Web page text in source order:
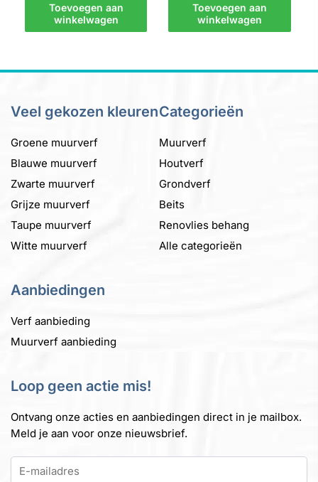
Toevoegen aan
winkelwagen
was:
€11,95.
is:
€9,95.
Toevoegen aan
winkelwagen
Veel gekozen kleuren
Groene muurverf
Blauwe muurverf
Zwarte muurverf
Grijze muurverf
Taupe muurverf
Witte muurverf
Categorieën
Muurverf
Houtverf
Grondverf
Beits
Renovlies behang
Alle categorieën
Aanbiedingen
Verf aanbieding
Muurverf aanbieding
Loop geen actie mis!
Ontvang onze acties en aanbiedingen direct in je mailbox.
Meld je aan voor onze nieuwsbrief.